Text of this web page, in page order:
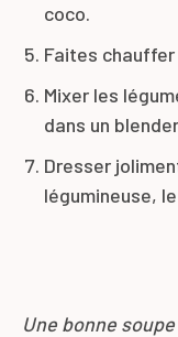
coco.
Faites
Mixer les
dans un blender
Dresser
légumineuse,
Une bonne